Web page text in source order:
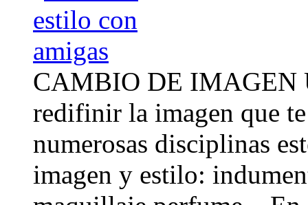
CAMBIO DE IMAGEN
redifinir la imagen que
numerosas disciplinas
imagen y estilo: